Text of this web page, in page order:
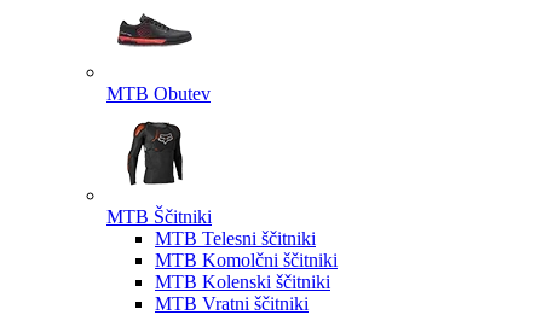
MTB Obutev
MTB Ščitniki
MTB Telesni ščitniki
MTB Komolčni ščitniki
MTB Kolenski ščitniki
MTB Vratni ščitniki